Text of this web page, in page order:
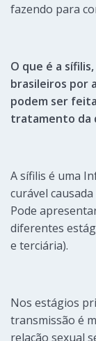
fazendo para
O que é a
brasileiros por
podem ser
tratamento da
A sífilis é uma
curável
Pode
diferentes
e terciária).
Nos estágios
transmissão é
relação sexual